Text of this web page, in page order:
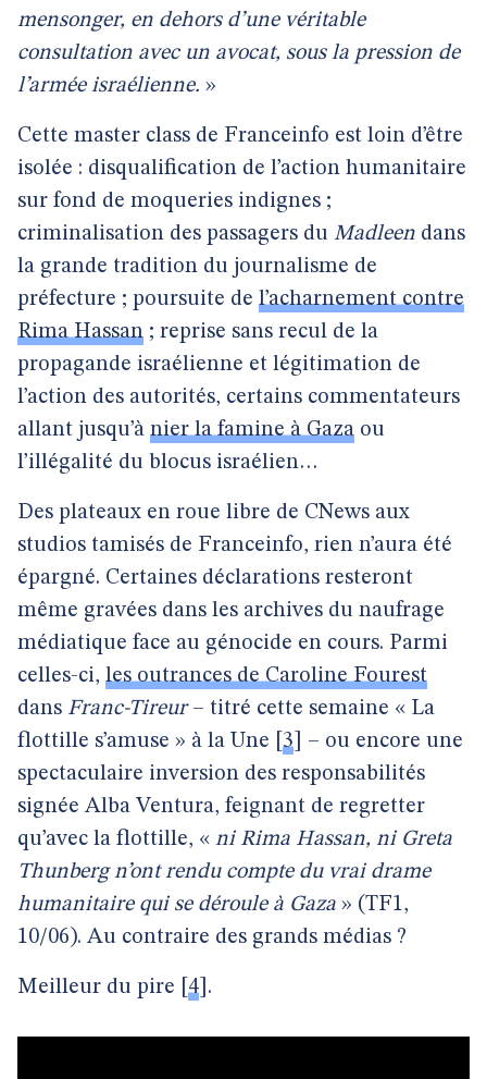
mensonger, en dehors d’une véritable
consultation avec un avocat, sous la pression de
l’armée israélienne. »
Cette master class de Franceinfo est loin d’être
isolée : disqualification de l’action humanitaire
sur fond de moqueries indignes ;
criminalisation des passagers du Madleen dans
la grande tradition du journalisme de
préfecture ; poursuite de l’acharnement contre
Rima Hassan ; reprise sans recul de la
propagande israélienne et légitimation de
l’action des autorités, certains commentateurs
allant jusqu’à nier la famine à Gaza ou
l’illégalité du blocus israélien…
Des plateaux en roue libre de CNews aux
studios tamisés de Franceinfo, rien n’aura été
épargné. Certaines déclarations resteront
même gravées dans les archives du naufrage
médiatique face au génocide en cours. Parmi
celles-ci, les outrances de Caroline Fourest
dans Franc-Tireur– titré cette semaine « La
flottille s’amuse » à la Une
3
– ou encore une
spectaculaire inversion des responsabilités
signée Alba Ventura, feignant de regretter
qu’avec la flottille, « ni Rima Hassan, ni Greta
Thunberg n’ont rendu compte du vrai drame
humanitaire qui se déroule à Gaza » (TF1,
10/06). Au contraire des grands médias ?
Meilleur du pire 4 .